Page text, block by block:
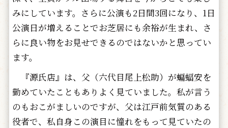
みにしています。さらに公演も2日間3回になり、1日
公演日が増えることでお芝居にも余裕が生まれ、さ
らに良い物をお見せできるのではないかと思ってい
ます。
『源氏店』は、父（六代目尾上松助）が蝙蝠安を
勤めていたこともありよく見ていました。私が言う
のもおこがましいのですが、父は江戸前気質のある
役者で、私自身この演目に憧れをもって見ていたの